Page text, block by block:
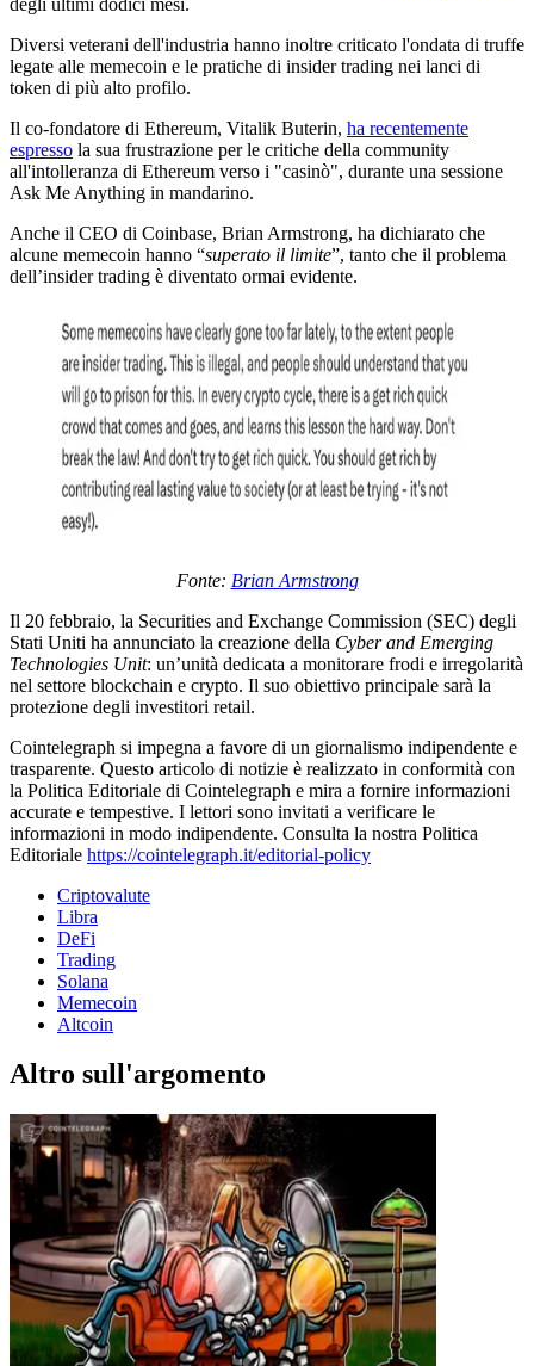
Diversi veterani dell'industria hanno inoltre criticato l'ondata di truffe
legate alle memecoin e le pratiche di insider trading nei lanci di
token di più alto profilo.
Il co-fondatore di Ethereum, Vitalik Buterin, ha recentemente
espresso la sua frustrazione per le critiche della community
all'intolleranza di Ethereum verso i "casinò", durante una sessione
Ask Me Anything in mandarino.
Anche il CEO di Coinbase, Brian Armstrong, ha dichiarato che
alcune memecoin hanno “superato il limite”, tanto che il problema
dell’insider trading è diventato ormai evidente.
Fonte: Brian Armstrong
Il 20 febbraio, la Securities and Exchange Commission (SEC) degli
Stati Uniti ha annunciato la creazione della Cyber and Emerging
Technologies Unit: un’unità dedicata a monitorare frodi e irregolarità
nel settore blockchain e crypto. Il suo obiettivo principale sarà la
protezione degli investitori retail.
Cointelegraph si impegna a favore di un giornalismo indipendente e
trasparente. Questo articolo di notizie è realizzato in conformità con
la Politica Editoriale di Cointelegraph e mira a fornire informazioni
accurate e tempestive. I lettori sono invitati a verificare le
informazioni in modo indipendente. Consulta la nostra Politica
Editoriale https://cointelegraph.it/editorial-policy
Criptovalute
Libra
DeFi
Trading
Solana
Memecoin
Altcoin
Altro sull'argomento